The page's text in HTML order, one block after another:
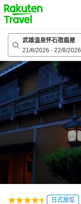
to
top
page
武雄温泉怀石宿扇屋
21/8/2026 - 22/8/2026
日式旅馆